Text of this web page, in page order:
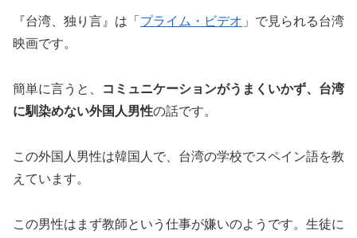
『台湾、独り言』は「 プライム・ビデオ 」で見られる台湾
映画です。
簡単に言うと、
コミュニケーションがうまくいかず、台湾
に馴染めない外国人男性の話です。
この外国人男性は韓国人で、台湾の学校でスペイン語を教
えています。
この男性はまず教師という仕事が嫌いのようです。生徒に